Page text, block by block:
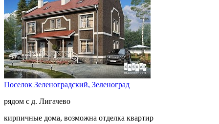
Поселок Зеленоградский, Зеленоград
рядом с д. Лигачево
кирпичные дома, возможна отделка квартир